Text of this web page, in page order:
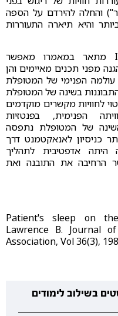
והחלה להירדם על הספה
והיא תיארה התעוררות
קטע זה מהמקרה ש-Inderbitzin מתאר במאמרו מאפשר
מפני תכנים מאיימים והן
הפנימי של המטופלת
בשינה של המטופלת
לחוויות מקשרים מוקדמים
הפנימית, בפנטזיות
השינה של המטופלת נתפסה
כניסיון לאנאקטמנט דרך
היתה אדפטיבית לתהליך
הרחיבה את התובנה ואת
Patient's sleep on
Lawrence B. Journal
Association, Vol 36(3),
בשילוב לימודים